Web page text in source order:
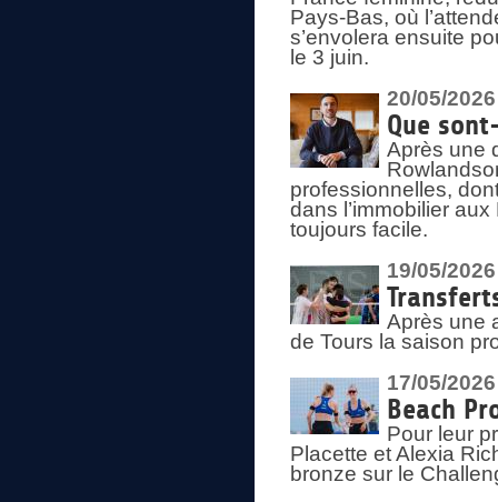
Pays-Bas, où
s’envolera ensuite
le 3 juin.
20/05/2026
Que
Après une
professionnelles,
dans l’immobilier
toujours facile.
19/05/2026
Après une
de Tours la saison
17/05/2026
Beach
Pour leur
Placette et Alexia
bronze sur le